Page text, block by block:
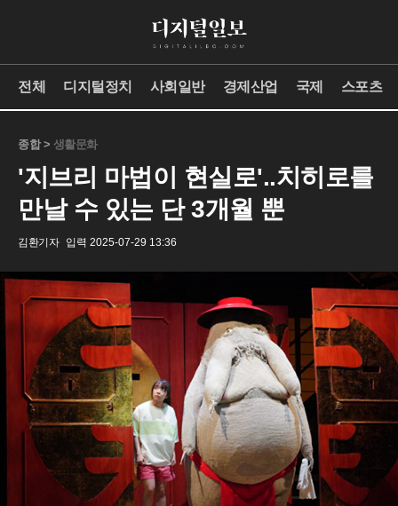
전체 디지털정치 사회일반 경제산업 국제 스포츠
종합 > 생활문화
'지브리 마법이 현실로'..치히로를
만날 수 있는 단 3개월 뿐
김환기자 입력 2025-07-29 13:36